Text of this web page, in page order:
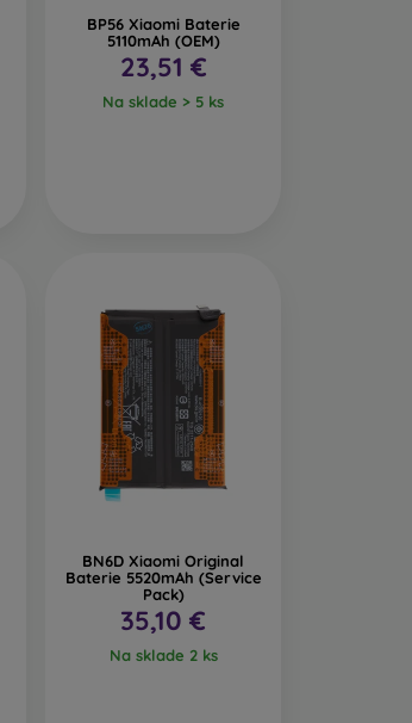
BP56 Xiaomi Baterie
5110mAh (OEM)
23,51 €
Na sklade > 5 ks
BN6D Xiaomi Original
Baterie 5520mAh (Service
Pack)
35,10 €
Na sklade 2 ks